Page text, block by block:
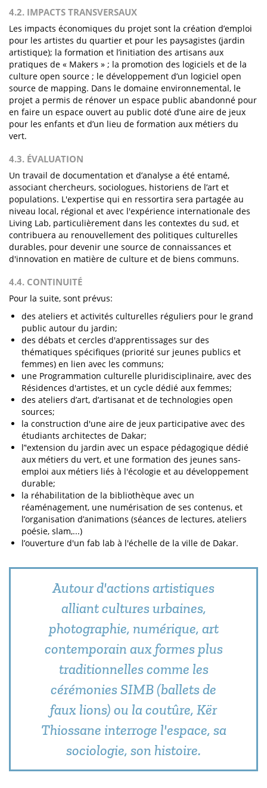
4.2. IMPACTS TRANSVERSAUX
Les impacts économiques du projet sont la création d’emploi
pour les artistes du quartier et pour les paysagistes (jardin
artistique); la formation et l’initiation des artisans aux
pratiques de « Makers » ; la promotion des logiciels et de la
culture open source ; le développement d’un logiciel open
source de mapping. Dans le domaine environnemental, le
projet a permis de rénover un espace public abandonné pour
en faire un espace ouvert au public doté d’une aire de jeux
pour les enfants et d’un lieu de formation aux métiers du
vert.
4.3. ÉVALUATION
Un travail de documentation et d’analyse a été entamé,
associant chercheurs, sociologues, historiens de l’art et
populations. L'expertise qui en ressortira sera partagée au
niveau local, régional et avec l'expérience internationale des
Living Lab, particulièrement dans les contextes du sud, et
contribuera au renouvellement des politiques culturelles
durables, pour devenir une source de connaissances et
d'innovation en matière de culture et de biens communs.
4.4. CONTINUITÉ
Pour la suite, sont prévus:
des ateliers et activités culturelles réguliers pour le grand
public autour du jardin;
des débats et cercles d'apprentissages sur des
thématiques spécifiques (priorité sur jeunes publics et
femmes) en lien avec les communs;
une Programmation culturelle pluridisciplinaire, avec des
Résidences d'artistes, et un cycle dédié aux femmes;
des ateliers d’art, d’artisanat et de technologies open
sources;
la construction d'une aire de jeux participative avec des
étudiants architectes de Dakar;
l’'extension du jardin avec un espace pédagogique dédié
aux métiers du vert, et une formation des jeunes sans-
emploi aux métiers liés à l'écologie et au développement
durable;
la réhabilitation de la bibliothèque avec un
réaménagement, une numérisation de ses contenus, et
l’organisation d’animations (séances de lectures, ateliers
poésie, slam,...)
l’ouverture d'un fab lab à l'échelle de la ville de Dakar.
Autour d'actions artistiques
alliant cultures urbaines,
photographie, numérique, art
contemporain aux formes plus
traditionnelles comme les
cérémonies SIMB (ballets de
faux lions) ou la coutûre, Kër
Thiossane interroge l'espace, sa
sociologie, son histoire.